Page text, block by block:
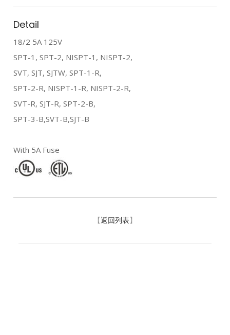
Detail
18/2 5A 125V
SPT-1, SPT-2, NISPT-1, NISPT-2,
SVT, SJT, SJTW, SPT-1-R,
SPT-2-R, NISPT-1-R, NISPT-2-R,
SVT-R, SJT-R, SPT-2-B,
SPT-3-B,SVT-B,SJT-B
With 5A Fuse
【返回列表】